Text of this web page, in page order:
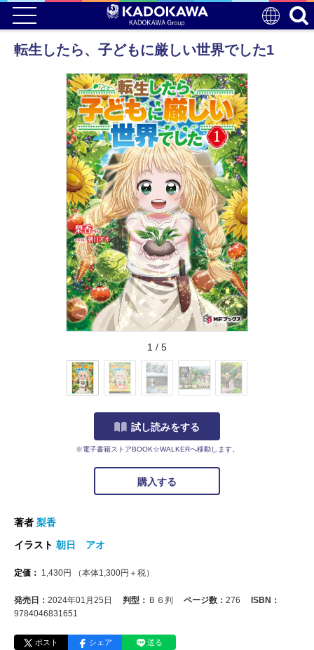
転生したら、子どもに厳しい世界でした1
1 / 5
試し読みをする
※電子書籍ストアBOOK☆WALKERへ移動します。
購入する
著者 梨香
イラスト 朝日 アオ
定価： 1,430円 （本体1,300円＋税）
発売日： 2024年01月25日 判型： Ｂ６判 ページ数： 276
ISBN：
9784046831651
ポスト シェア 送る